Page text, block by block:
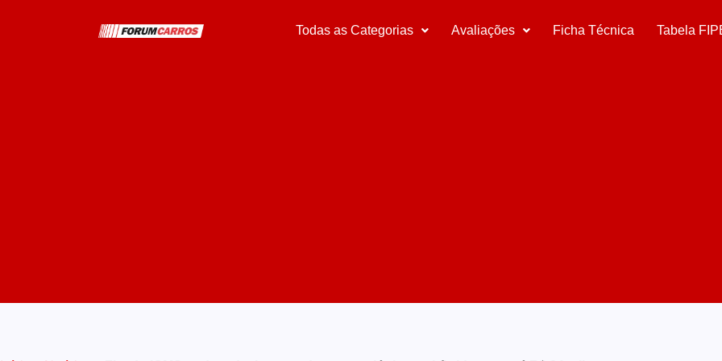
Todas as Categorias Avaliações Ficha Técnica Tabela